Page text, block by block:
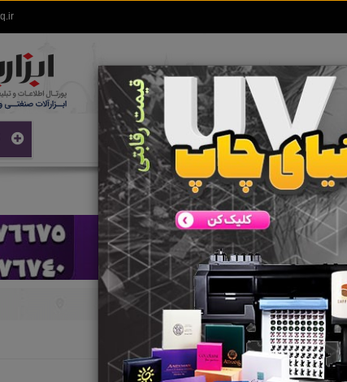
تماس با ما